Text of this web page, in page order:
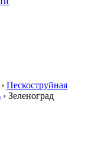
› Пескоструйная
› Зеленоград